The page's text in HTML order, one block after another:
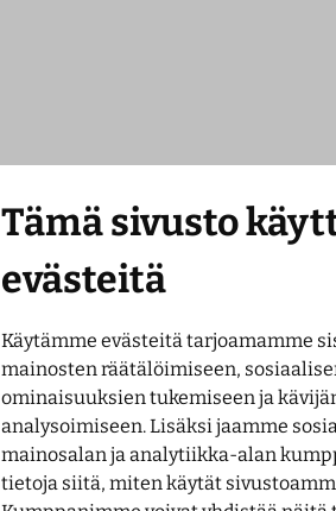
Tämä sivusto
evästeitä
Käytämme evästeitä tarjoamamme
mainosten räätälöimiseen,
ominaisuuksien tukemiseen ja
analysoimiseen. Lisäksi jaamme
mainosalan ja analytiikka-alan
tietoja siitä, miten käytät